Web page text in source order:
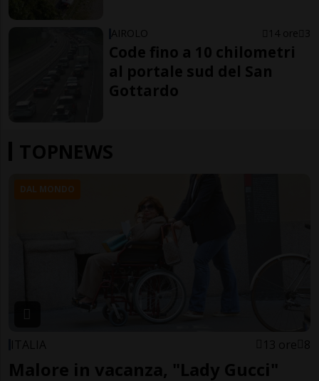
AIROLO 14 ore 3
Code fino a 10 chilometri
al portale sud del San
Gottardo
DAL MONDO